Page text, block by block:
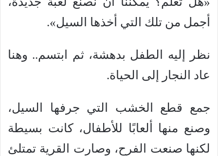
أجمل من تلك التي أخذها السيل».
نظر إليه الطفل بدهشة، ثم ابتسم.. وهنا
عاد النجار إلى الحياة.
جمع قطع الخشب التي جرفها السيل،
وصنع منها ألعابًا للأطفال، كانت بسيطة
لكنها صنعت الفرح، وصارت القرية تمتلئ